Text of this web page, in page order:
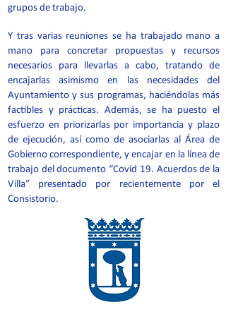
grupos de trabajo.
Y tras varias reuniones se ha trabajado mano a
mano para concretar propuestas y recursos
necesarios para llevarlas a cabo, tratando de
encajarlas asimismo en las necesidades del
Ayuntamiento y sus programas, haciéndolas más
factibles y prácticas. Además, se ha puesto el
esfuerzo en priorizarlas por importancia y plazo
de ejecución, así como de asociarlas al Área de
Gobierno correspondiente, y encajar en la línea de
trabajo del documento “Covid 19. Acuerdos de la
Villa” presentado por recientemente por el
Consistorio.